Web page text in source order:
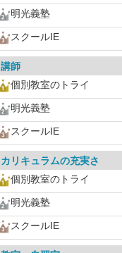
明光義塾
スクールIE
講師
個別教室のトライ
明光義塾
スクールIE
カリキュラムの充実さ
個別教室のトライ
明光義塾
スクールIE